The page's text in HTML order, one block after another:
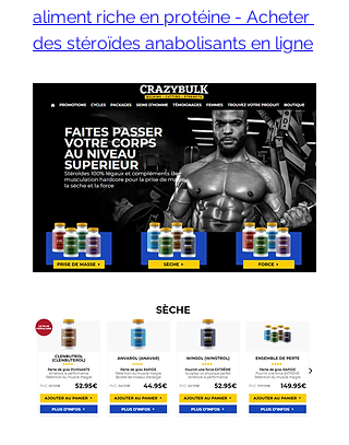
aliment riche en protéine - Acheter
des stéroïdes anabolisants en ligne